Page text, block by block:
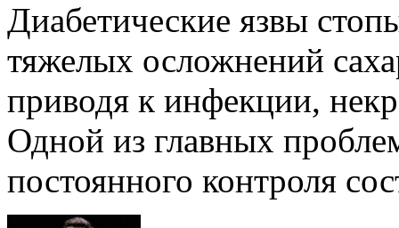
Диабетические язвы
тяжелых осложнений
приводя к инфекции,
Одной из главных
постоянного контроля